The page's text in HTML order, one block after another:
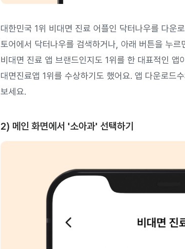
대한민국 1위 비대면 진료 어플인 닥터나우를 다운
토어에서 닥터나우를 검색하거나, 아래 버튼을 누
비대면 진료 앱 브랜드인지도 1위를 한 대표적인 앱
대면진료앱 1위를 수상하기도 했어요. 앱 다운로드
보세요.
2) 메인 화면에서 '소아과' 선택하기